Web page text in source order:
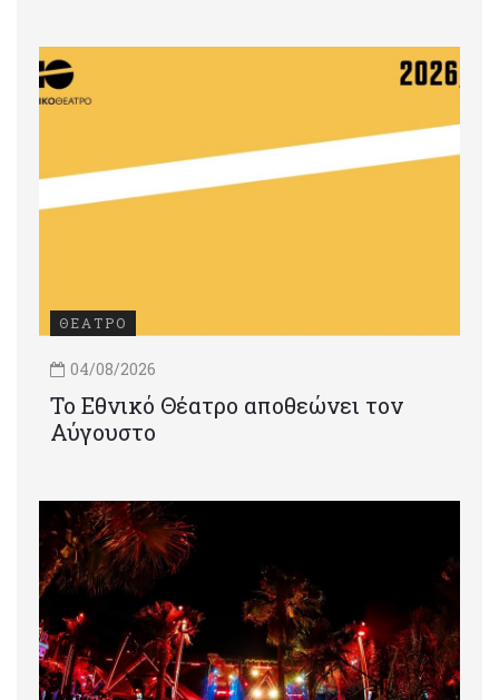
ΘΕΑΤΡΟ
04/08/2026
Το Εθνικό Θέατρο αποθεώνει τον
Αύγουστο